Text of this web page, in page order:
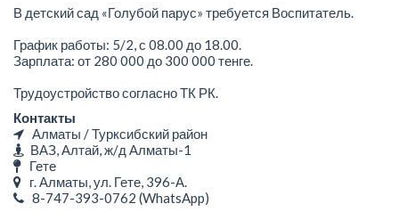
В детский сад «Голубой парус» требуется Воспитатель.
График работы: 5/2, с 08.00 до 18.00.
Зарплата: от 280 000 до 300 000 тенге.
Трудоустройство согласно ТК РК.
Контакты
Алматы / Турксибский район
ВАЗ, Алтай, ж/д Алматы-1
Гете
г. Алматы, ул. Гете, 396-А.
8-747-393-0762 (WhatsApp)